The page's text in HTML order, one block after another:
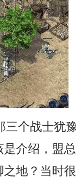
个战士犹
介绍，盟
地？当时